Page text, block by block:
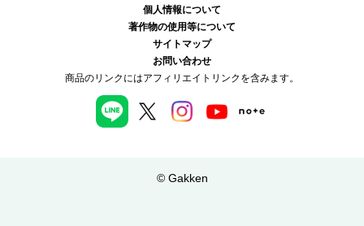
個人情報について
著作物の使用等について
サイトマップ
お問い合わせ
商品のリンクにはアフィリエイトリンクを含みます。
© Gakken